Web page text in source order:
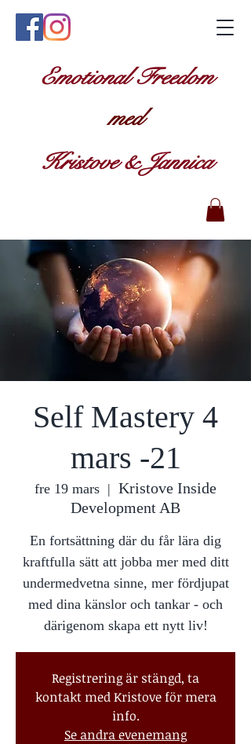
Emotional Freedom
med
Kristove & Jannica
Self Mastery 4
mars -21
fre 19 mars
  |
Kristove Inside
Development AB
En fortsättning där du får lära dig
kraftfulla sätt att jobba mer med ditt
undermedvetna sinne, mer fördjupat
med dina känslor och tankar - och
därigenom skapa ett nytt liv!
Registrering är stängd, ta
kontakt med Kristove för mera
info.
Se andra evenemang